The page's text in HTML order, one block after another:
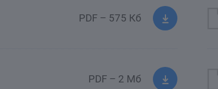
PDF – 575 Кб
PDF – 2 Мб